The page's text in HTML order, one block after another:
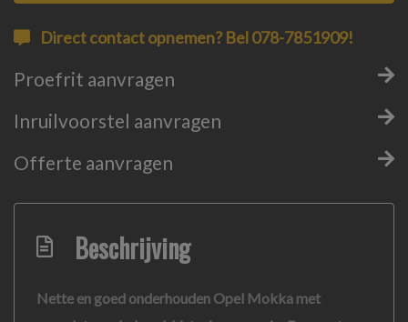
Direct contact opnemen? Bel 078-7851909!
Proefrit aanvragen
Inruilvoorstel aanvragen
Offerte aanvragen
Beschrijving
Nette en goed onderhouden Opel Mokka met